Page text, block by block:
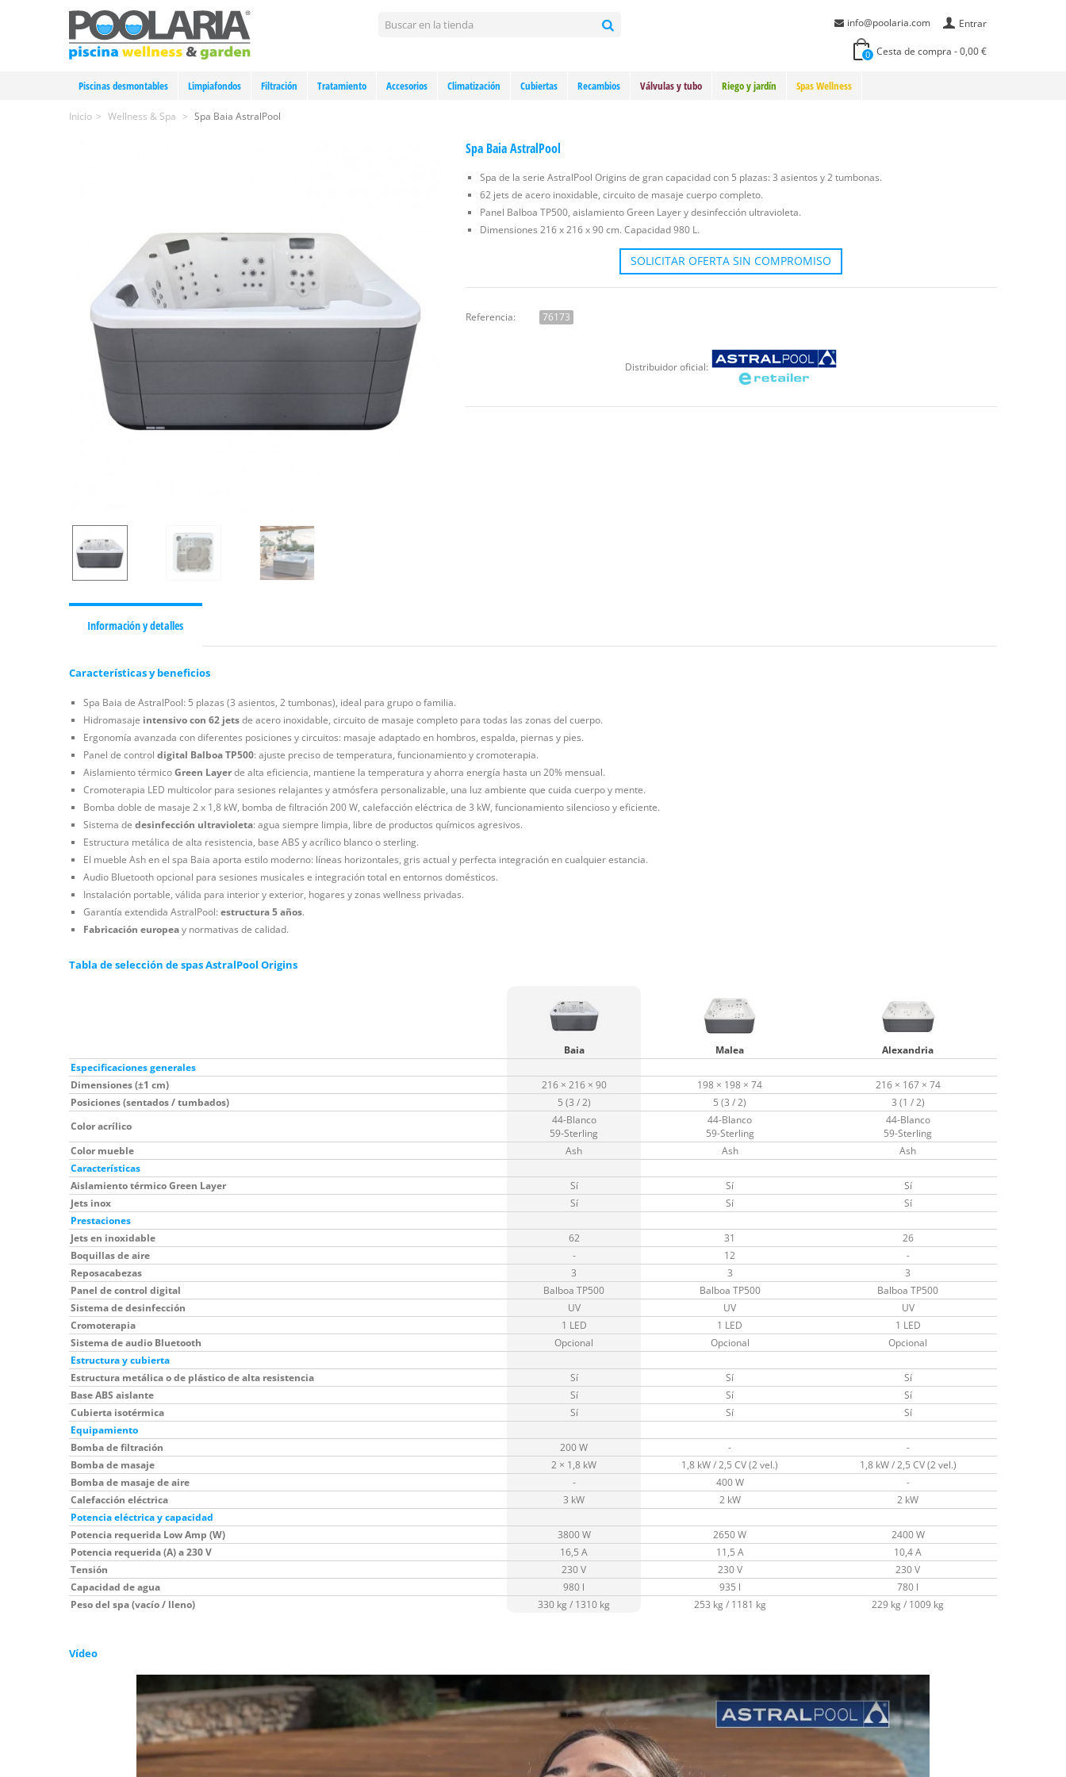
Entrar
info@poolaria.com
0 Cesta de compra -0,00 €
Piscinas desmontables Limpiafondos Filtración Tratamiento Accesorios Climatización Cubiertas Recambios Válvulas y tubo Riego y jardín Spas Wellness
Inicio > Wellness & Spa > Spa Baia AstralPool
Spa Baia AstralPool
Spa de la serie AstralPool Origins de gran capacidad con 5 plazas: 3 asientos y 2 tumbonas.
62 jets de acero inoxidable, circuito de masaje cuerpo completo.
Panel Balboa TP500, aislamiento Green Layer y desinfección ultravioleta.
Dimensiones 216 x 216 x 90 cm. Capacidad 980 L.
SOLICITAR OFERTA SIN COMPROMISO
Referencia: 76173
Distribuidor oficial:
Información y detalles
Características y beneficios
Spa Baia de AstralPool: 5 plazas (3 asientos, 2 tumbonas), ideal para grupo o familia.
Hidromasaje intensivo con 62 jetsde acero inoxidable, circuito de masaje completo para todas las zonas del cuerpo.
Ergonomía avanzada con diferentes posiciones y circuitos: masaje adaptado en hombros, espalda, piernas y pies.
Panel de control digital Balboa TP500: ajuste preciso de temperatura, funcionamiento y cromoterapia.
Aislamiento térmicoGreen Layerde alta eficiencia, mantiene la temperatura y ahorra energía hasta un 20% mensual.
Cromoterapia LED multicolor para sesiones relajantes y atmósfera personalizable, una luz ambiente que cuida cuerpo y mente.
Bomba doble de masaje 2 x 1,8 kW, bomba de filtración 200 W, calefacción eléctrica de 3 kW, funcionamiento silencioso y eficiente.
Sistema de desinfección ultravioleta: agua siempre limpia, libre de productos químicos agresivos.
Estructura metálica de alta resistencia, base ABS y acrílico blanco o sterling.
El mueble Ash en el spa Baia aporta estilo moderno: líneas horizontales, gris actual y perfecta integración en cualquier estancia.
Audio Bluetooth opcional para sesiones musicales e integración total en entornos domésticos.
Instalación portable, válida para interior y exterior, hogares y zonas wellness privadas.
Garantía extendida AstralPool: estructura 5 años.
Fabricación europeay normativas de calidad.
Tabla de selección de spas AstralPool Origins
Baia Malea
Alexandria
Especificaciones generales
Dimensiones (±1 cm)
216 × 216 × 90 198 × 198 × 74
216 × 167 × 74
Posiciones (sentados / tumbados)
5 (3 / 2) 5 (3 / 2)
3 (1 / 2)
Color acrílico
44-Blanco
59-Sterling
44-Blanco
59-Sterling
44-Blanco
59-Sterling
Color mueble
Ash Ash
Ash
Características
Aislamiento térmico Green Layer
Sí Sí
Sí
Jets inox
Sí Sí
Sí
Prestaciones
Jets en inoxidable
62 31
26
Boquillas de aire
- 12
-
Reposacabezas
3 3
3
Panel de control digital
Balboa TP500 Balboa TP500
Balboa TP500
Sistema de desinfección
UV UV
UV
Cromoterapia
1 LED 1 LED
1 LED
Sistema de audio Bluetooth
Opcional Opcional
Opcional
Estructura y cubierta
Estructura metálica o de plástico de alta resistencia
Sí Sí
Sí
Base ABS aislante
Sí Sí
Sí
Cubierta isotérmica
Sí Sí
Sí
Equipamiento
Bomba de filtración
200 W -
-
Bomba de masaje
2 × 1,8 kW 1,8 kW / 2,5 CV (2 vel.)
1,8 kW / 2,5 CV (2 vel.)
Bomba de masaje de aire
- 400 W
-
Calefacción eléctrica
3 kW 2 kW
2 kW
Potencia eléctrica y capacidad
Potencia requerida Low Amp (W)
3800 W 2650 W
2400 W
Potencia requerida (A) a 230 V
16,5 A 11,5 A
10,4 A
Tensión
230 V 230 V
230 V
Capacidad de agua
980 l 935 l
780 l
Peso del spa (vacío / lleno)
330 kg / 1310 kg 253 kg / 1181 kg 229 kg / 1009 kg
Vídeo